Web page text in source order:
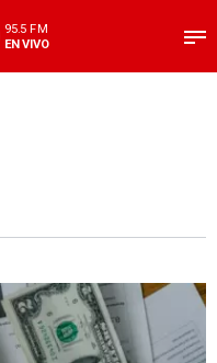
95.5 FM
EN VIVO